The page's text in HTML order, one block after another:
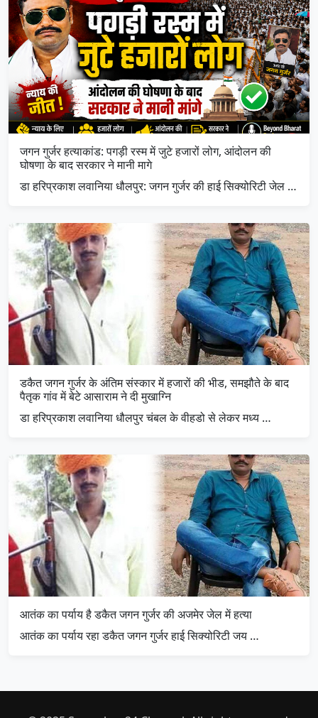
जगन गुर्जर हत्याकांड: पगड़ी रस्म में जुटे हजारों लोग, आंदोलन की
घोषणा के बाद सरकार ने मानी मागे
डा हरिप्रकाश लवानिया धौलपुर: जगन गुर्जर की हाई सिक्योरिटी जेल …
डकैत जगन गुर्जर के अंतिम संस्कार में हजारों की भीड, समझौते के बाद
पैतृक गांव में बेटे आसाराम ने दी मुखाग्नि
डा हरिप्रकाश लवानिया धौलपुर चंबल के वीहडो से लेकर मध्य …
आतंक का पर्याय है डकैत जगन गुर्जर की अजमेर जेल में हत्या
आतंक का पर्याय रहा डकैत जगन गुर्जर हाई सिक्योरिटी जय …